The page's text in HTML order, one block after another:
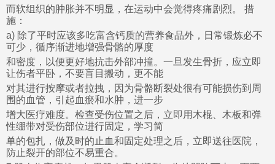
而软组织的肿胀并不明显，在运动中会觉得疼痛剧烈。 措
施：
a) 除了平时应该多吃富含钙质的营养食品外，日常锻炼必不
可少，循序渐进地增强骨骼的厚度
和密度，以便更好地抗击外部冲撞。一旦发生骨折，应立即
让伤者平卧，不要盲目搬动，更不能
对其进行按摩或者拉拽，因为骨骼断裂处很有可能损伤到周
围的血管，引起血瘀和水肿，进一步
增大医疗难度。检查受伤位置之后，立即用木棍、木板和弹
性绷带对受伤部位进行固定，学习简
单的包扎，做及时的止血和固定处理之后，立即送往医院，
防止裂开的部位不易重合。